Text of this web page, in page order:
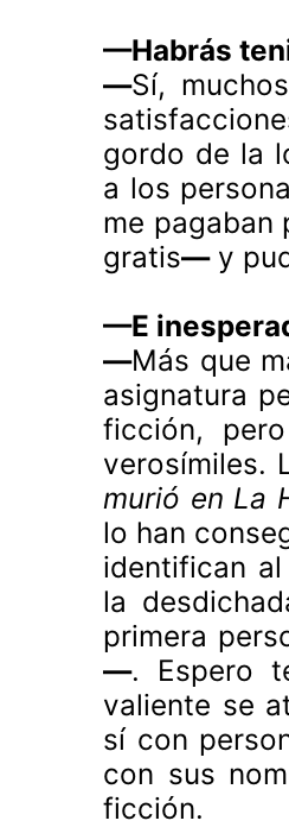
—Habrás
—Sí,
gordo de la
a los
me
gratis—y
—E
—Más que
asignatura
ficción,
verosímiles.
murió en La
lo han
identifican
la
primera
—. Espero
valiente se
sí con
con sus
ficción.